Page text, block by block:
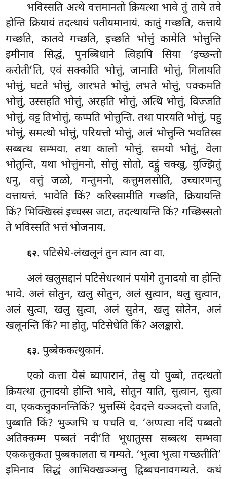
भविस्सति अत्थे वत्तमानतो क्रियत्था भावे तुं ताये तवे
होन्ति क्रियायं तदत्थायं पतीयमानायं. कातुं गच्छति, कत्ताये
गच्छति, कातवे गच्छति, इच्छति भोत्तुं कामेति भोत्तुन्ति
इमीनाव सिद्धं, पुनब्बिधाने त्विहापि सिया ‘इच्छन्तो
करोती’ति, एवं सक्कोति भोत्तुं, जानाति भोत्तुं, गिलायति
भोत्तुं, घटते भोत्तुं, आरभते भोत्तुं, लभते भोत्तुं, पक्कमति
भोत्तुं, उस्सहति भोत्तुं, अरहति भोत्तुं, अत्थि भोत्तुं, विज्जति
भोत्तुं, वट्ट तिभोत्तुं, कप्पति भोत्तुन्ति. तथा पारयति भोत्तुं, पहु
भोत्तुं, समत्थो भोत्तुं, परियत्तो भोत्तुं, अलं भोत्तुन्ति भवतिस्स
सब्बत्थ सम्भवा. तथा कालो भोत्तुं. समयो भोतुं, वेला
भोतुन्ति, यथा भोत्तुंमनो, सोत्तुं सोतो, दट्ठुं चक्खु, युज्झितुं
धनु, वत्तुं जळो, गन्तुमनो, कत्तुमलसोति, उच्चारणन्तु
वत्तायत्तं. भावेति किं? करिस्सामीति गच्छति, क्रियायन्ति
किं? भिक्खिस्सं इच्चस्स जटा, तदत्थायन्ति किं? गच्छिस्सतो
ते भविस्सति भत्तं भोजनाय.
६२. पटिसेधे-लंखलूनं तुन त्वान त्वा वा.
अलंखलुसद्दानं पटिसेधत्थानं पयोगे तुनादयो वा होन्ति
भावे. अलं सोतुन, खलु सोतुन, अलं सुत्वान, धलु सुत्वान,
अलं सुत्वा, खलु सुत्वा, अलं सुतेन, खलु सोतेन, अलं
खलूनन्ति किं? मा होतु, पटिसेधेति किं? अलङ्कारो.
६३. पुब्बेककत्थुकानं.
एको कत्ता येसं ब्यापारानं, तेसु यो पुब्बो, तदत्थतो
क्रियत्था तुनादयो होन्ति भावे, सोतुन याति, सुत्वान, सुत्वा
वा, एककत्तुकानन्तिकिं? भुत्तस्मिं देवदत्ते यञ्ञदत्तो वजति,
पुब्बाति किं? भुञ्जभि च पचति च. ‘अप्पत्वा नदिं पब्बतो
अतिक्कम्म पब्बतं नदी’ति भूधातुस्स सब्बत्थ सम्भवा
एककत्तुकता पुब्बकालता च गम्यते. ‘भुत्वा भुत्वा गच्छतीति’
इमिनाव सिद्धं आभिक्खञ्ञन्तु द्विब्बचनावगम्यते. कथं